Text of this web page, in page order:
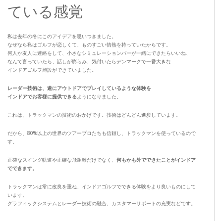
ている感覚
私は去年の冬にこのアイデアを思いつきました。
なぜなら私はゴルフが恋しくて、ものすごい情熱を持っていたからです。
何人か友人に連絡をして、小さなシミュレーションバーが一緒にできたらいいね、
なんて言っていたら、話しが膨らみ、気付いたらデンマークで一番大きな
インドアゴルフ施設ができていました。
レーダー技術は、遂にアウトドアでプレイしているような体験を
インドアでお客様に提供できる ようになりました。
これは、トラックマンの技術のおかげです。技術はどんどん進歩しています。
だから、80%以上の世界のツアープロたちも信頼し、トラックマンを使っているので
す。
正確なスイング軌道や正確な飛距離だけでなく、 何もかも外でできたことがインドア
でできます。
トラックマンは常に改良を重ね、インドアゴルフでできる体験をより良いものにして
います。
グラフィックシステムとレーダー技術の融合、カスタマーサポートの充実などです。